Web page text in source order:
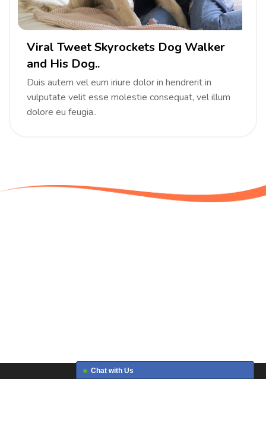
Viral Tweet Skyrockets Dog Walker
and His Dog..
Duis autem vel eum iriure dolor in hendrerit in
vulputate velit esse molestie consequat, vel illum
dolore eu feugia..
Chat with Us